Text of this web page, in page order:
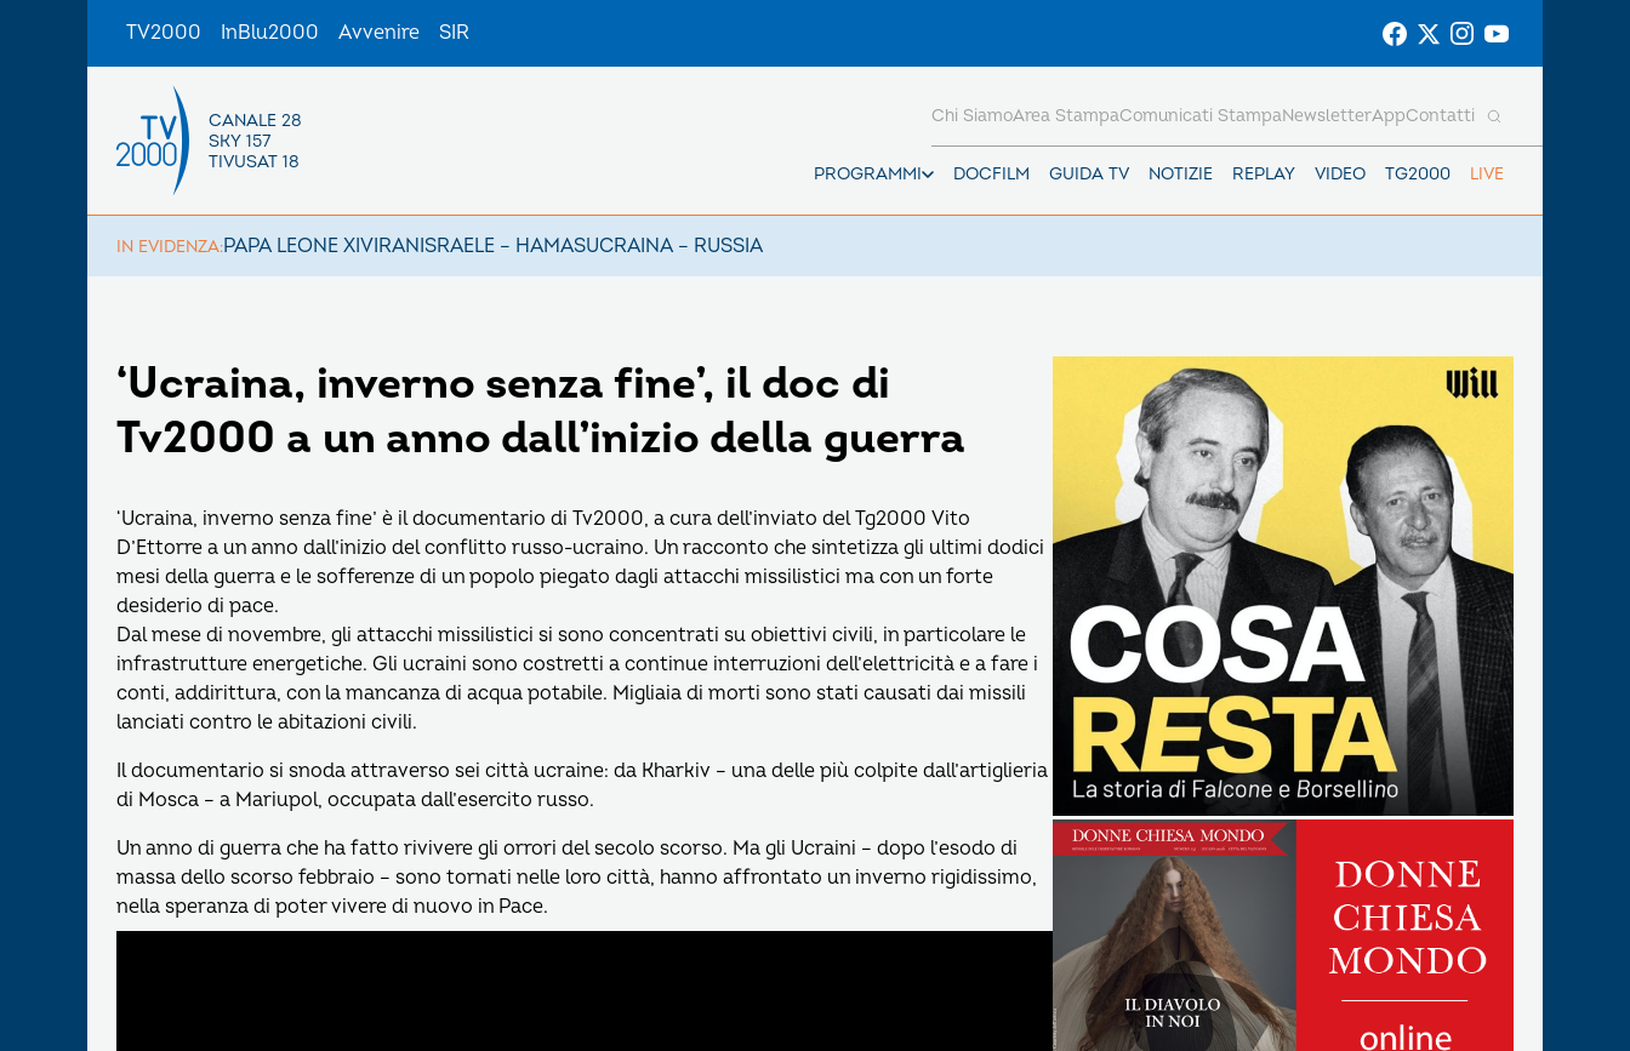
TV2000 InBlu2000 Avvenire SIR
CANALE 28
SKY 157
TIVUSAT 18
PROGRAMMI DOCFILM GUIDA TV NOTIZIE REPLAY VIDEO TG2000 LIVE
Chi SiamoArea StampaComunicati StampaNewsletterAppContatti
IN EVIDENZA:PAPA LEONE XIVIRANISRAELE – HAMASUCRAINA – RUSSIA
‘Ucraina, inverno senza fine’, il doc di
Tv2000 a un anno dall’inizio della guerra
‘Ucraina, inverno senza fine’ è il documentario di Tv2000, a cura dell’inviato del Tg2000 Vito
D’Ettorre a un anno dall’inizio del conflitto russo-ucraino. Un racconto che sintetizza gli ultimi dodici
mesi della guerra e le sofferenze di un popolo piegato dagli attacchi missilistici ma con un forte
desiderio di pace.
Dal mese di novembre, gli attacchi missilistici si sono concentrati su obiettivi civili, in particolare le
infrastrutture energetiche. Gli ucraini sono costretti a continue interruzioni dell’elettricità e a fare i
conti, addirittura, con la mancanza di acqua potabile. Migliaia di morti sono stati causati dai missili
lanciati contro le abitazioni civili.
Il documentario si snoda attraverso sei città ucraine: da Kharkiv – una delle più colpite dall’artiglieria
di Mosca – a Mariupol, occupata dall’esercito russo.
Un anno di guerra che ha fatto rivivere gli orrori del secolo scorso. Ma gli Ucraini – dopo l’esodo di
massa dello scorso febbraio – sono tornati nelle loro città, hanno affrontato un inverno rigidissimo,
nella speranza di poter vivere di nuovo in Pace.